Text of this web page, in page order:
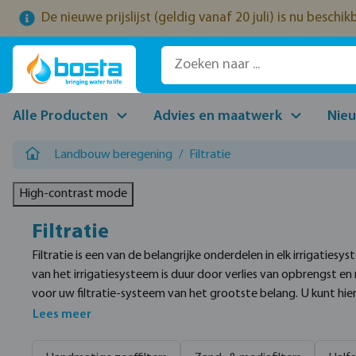
de hoofdinhoud
Ga naar de zoekopdracht
Ga naar de hoofdnavigatie
De nieuwe prijslijst (geldig vanaf 20 juli) is nu
Alle Producten Advies en maatwerk
Landbouw beregening / Filtratie
High-contrast mode
Filtratie
Filtratie is een van de belangrijke onderdelen in elk
van het irrigatiesysteem is duur door verlies van opbrengst
voor uw filtratie-systeem van het grootste belang. U kunt hier
uw screen en disc filters die manueel gereinigd moeten
houden van verstopping.
Lees meer